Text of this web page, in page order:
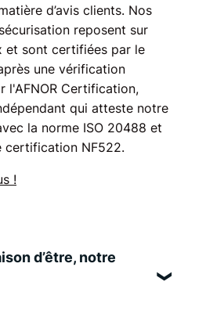
d’avis clients. Nos
reposent sur
et sont certifiées par le
une vérification
l'AFNOR Certification,
qui atteste notre
la norme ISO 20488 et
certification NF522.
!
d’être, notre